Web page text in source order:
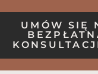
UMÓW SIĘ